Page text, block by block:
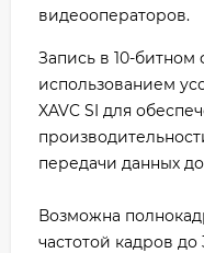
видеооператоров.
Запись в 10-битном
использованием
XAVC SI для
передачи данных
Возможна
частотой кадров